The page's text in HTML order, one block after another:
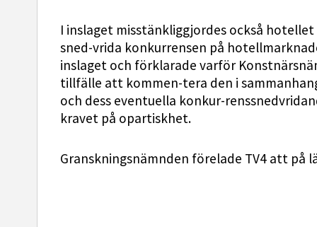
I inslaget misstänkliggjordes också
sned-vrida konkurrensen på
inslaget och förklarade varför
tillfälle att kommen-tera den i
och dess eventuella konkur-
kravet på opartiskhet.
Granskningsnämnden förelade TV4 att